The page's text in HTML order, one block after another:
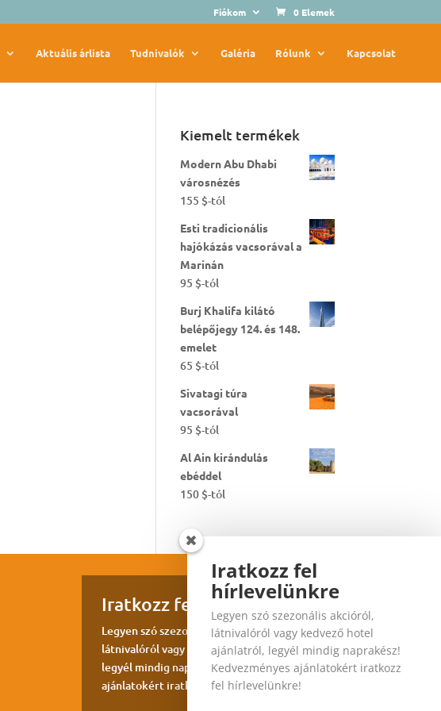
Fiókom 0 Elemek
Aktuális árlista Tudnivalók Galéria Rólunk Kapcsolat
Kiemelt termékek
Modern Abu Dhabi
városnézés
155 $-tól
Esti tradicionális
hajókázás vacsorával a
Marinán
95 $-tól
Burj Khalifa kilátó
belépőjegy 124. és 148.
emelet
65 $-tól
Sivatagi túra
vacsorával
95 $-tól
Al Ain kirándulás
ebéddel
150 $-tól
Iratkozz fel hírlevelünkre
Legyen szó szezonális akcióról,
látnivalóról vagy kedvező hotel ajánlatról,
legyél mindig naprakész! Kedvezményes
ajánlatokért iratkozz fel hírlevelünkre!
Iratkozz fel
hírlevelünkre
Legyen szó szezonális akcióról,
látnivalóról vagy kedvező hotel
ajánlatról, legyél mindig naprakész!
Kedvezményes ajánlatokért iratkozz
fel hírlevelünkre!